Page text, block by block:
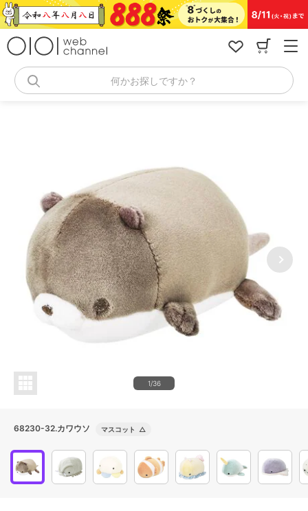
コ
ン
何かお探しですか？
1/36
68230-32.カワウソ マスコット △